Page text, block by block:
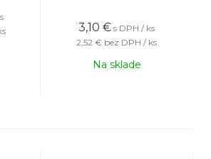
3,10 € s DPH / ks
2,52 € bez DPH / ks
Na sklade